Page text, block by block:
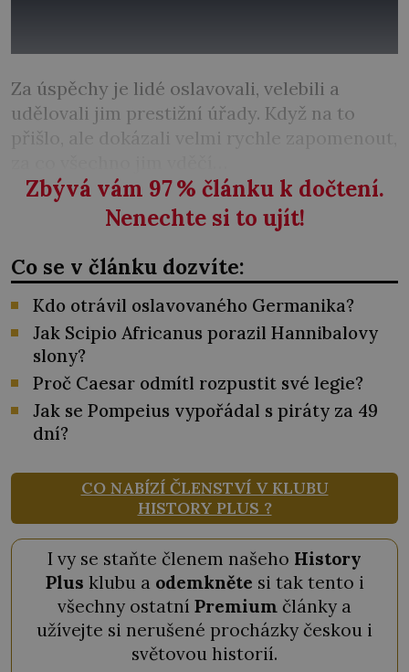
Za úspěchy je lidé oslavovali, velebili a
udělovali jim prestižní úřady. Když na to
přišlo, ale dokázali velmi rychle zapomenout,
Zbývá vám 97% článku k dočtení.
Nenechte si to ujít!
Co se v článku dozvíte:
Kdo otrávil oslavovaného Germanika?
Jak Scipio Africanus porazil Hannibalovy
slony?
Proč Caesar odmítl rozpustit své legie?
Jak se Pompeius vypořádal s piráty za 49
dní?
CO NABÍZÍ ČLENSTVÍ V KLUBU
HISTORY PLUS ?
I vy se staňte členem našeho History
Plus klubu a odemkněte si tak tento i
všechny ostatní Premium články a
užívejte si nerušené procházky českou i
světovou historií.